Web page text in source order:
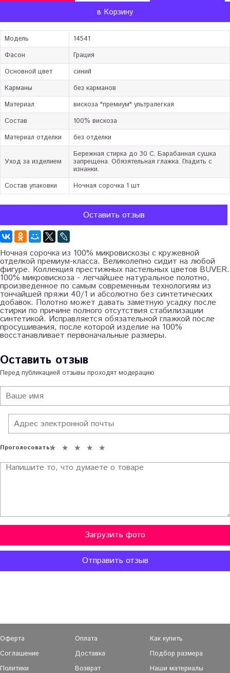
в Корзину
Модель
14541
Фасон
Грация
Основной цвет
синий
Карманы
без карманов
Материал
вискоза "премиум" ультралегкая
Состав
100% вискоза
Материал отделки
без отделки
Уход за изделием
Бережная стирка до 30 C. Барабанная сушка
запрещена. Обязятельная глажка. Гладить с
изнанки.
Состав упаковки
Ночная сорочка 1 шт
Оставить отзыв
Ночная сорочка из 100% микровискозы с кружевной
отделкой премиум-класса. Великолепно сидит на любой
фигуре. Коллекция престижных пастельных цветов BUVER.
100% микровискоза - легчайшее натуральное полотно,
произведенное по самым современным технологиям из
тончайшей пряжи 40/1 и абсолютно без синтетических
добавок. Полотно может давать заметную усадку после
стирки по причине полного отсутствия стабилизации
синтетикой. Исправляется обязательной глажкой после
просушивания, после которой изделие на 100%
восстанавливает первоначальные размеры.
Оставить отзыв
Перед публикацией отзывы проходят модерацию
Проголосовать:
Загрузить фото
Отправить отзыв
Оферта Оплата
Как купить
Соглашение
Доставка
Подбор размера
Политики
Возврат Наши материалы